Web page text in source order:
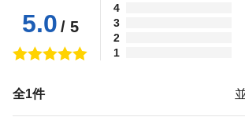
5.0 / 5
4
3
2
1
全1件